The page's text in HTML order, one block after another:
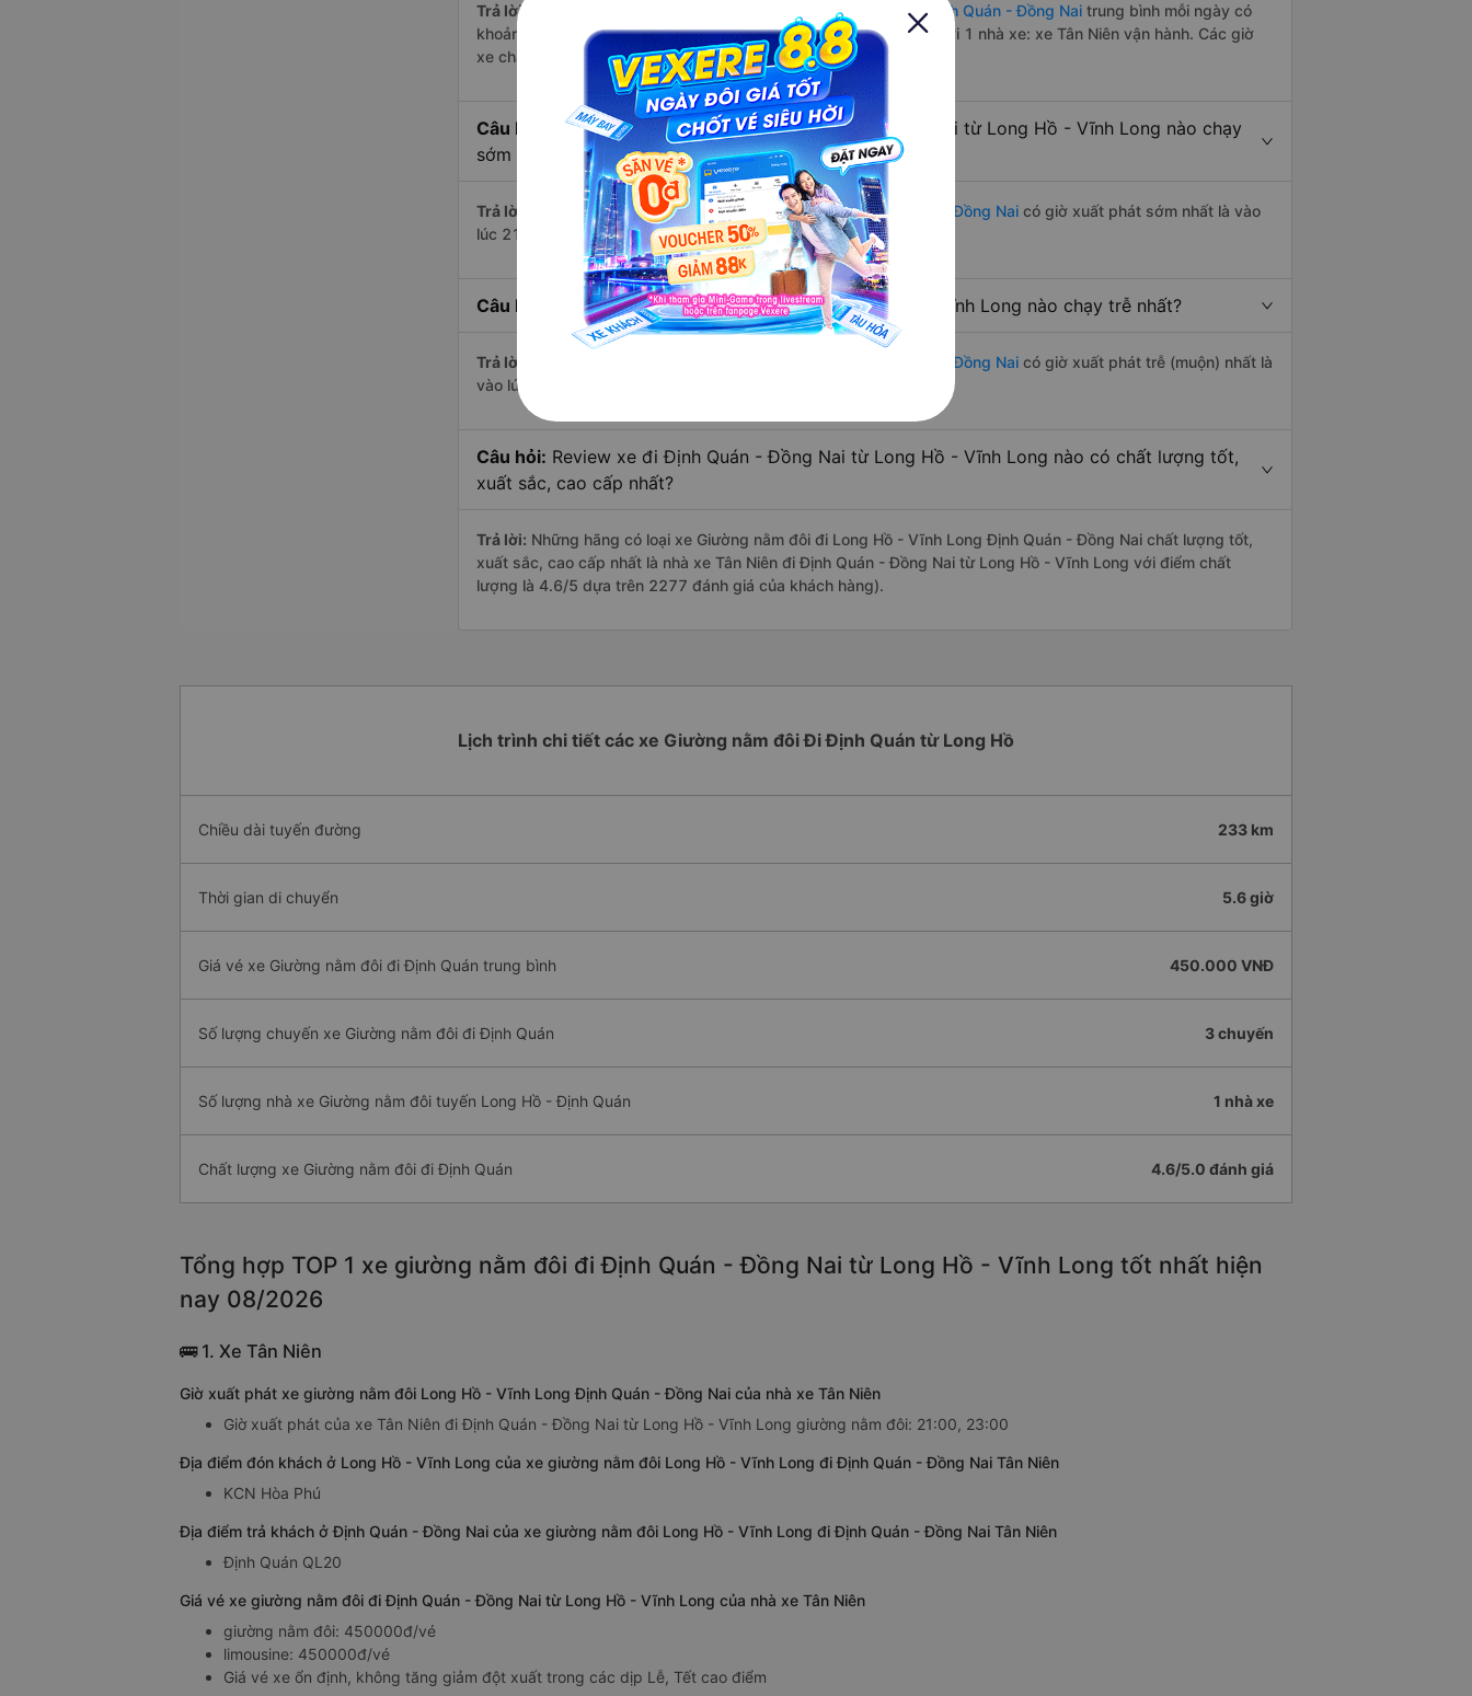
Trả lời: xe Giường nằm đôi Long Hồ - Vĩnh Long Định Quán - Đồng Nai trung bình mỗi ngày có
khoảng 3 chuyến trênVexere.combắt đầu từ 21:00 đến 23:00 bởi 1 nhà xe: xe Tân Niên vận hành. Các giờ
xe chạy có đầy đủ cả ban ngày, buổi trưa, buổi chiều, ban đêm
Câu hỏi:
Nhà xe Giường nằm đôi đi Định Quán - Đồng Nai từ Long Hồ - Vĩnh Long nào chạy
sớm nhất?
Trả lời: ChuyếnGiường nằm đôi Long Hồ - Vĩnh Long Định Quán - Đồng Nai có giờ xuất phát sớm nhất là vào
lúc 21:00 là của nhà xe Tân Niên.
Câu hỏi: Nhà xe đi Định Quán - Đồng Nai từ Long Hồ - Vĩnh Long nào chạy trễ nhất?
Trả lời: Giường nằm đôi Long Hồ - Vĩnh Long Định Quán - Đồng Nai có giờ xuất phát trễ (muộn) nhất là
vào lúc 23:00 là của nhà xe Tân Niên.
Câu hỏi: Review xe đi Định Quán - Đồng Nai từ Long Hồ - Vĩnh Long nào có chất lượng tốt,
xuất sắc, cao cấp nhất?
Trả lời: Những hãng có loại xe Giường nằm đôi đi Long Hồ - Vĩnh Long Định Quán - Đồng Nai chất lượng tốt,
xuất sắc, cao cấp nhất là nhà xe Tân Niên đi Định Quán - Đồng Nai từ Long Hồ - Vĩnh Long với điểm chất
lượng là 4.6/5 dựa trên 2277 đánh giá của khách hàng).
Lịch trình chi tiết các xe Giường nằm đôi Đi Định Quán từ Long Hồ
Chiều dài tuyến đường 233 km
Thời gian di chuyển 5.6 giờ
Giá vé xe Giường nằm đôi đi Định Quán trung bình 450.000 VNĐ
Số lượng chuyến xe Giường nằm đôi đi Định Quán 3 chuyến
Số lượng nhà xe Giường nằm đôi tuyến Long Hồ - Định Quán 1 nhà xe
Chất lượng xe Giường nằm đôi đi Định Quán 4.6/5.0 đánh giá
Tổng hợp TOP 1 xe giường nằm đôi đi Định Quán - Đồng Nai từ Long Hồ - Vĩnh Long tốt nhất hiện
nay 08/2026
🚌 1. Xe Tân Niên
Giờ xuất phát xe giường nằm đôi Long Hồ - Vĩnh Long Định Quán - Đồng Nai của nhà xe Tân Niên
Giờ xuất phát của xe Tân Niên đi Định Quán - Đồng Nai từ Long Hồ - Vĩnh Long giường nằm đôi: 21:00, 23:00
Địa điểm đón khách ở Long Hồ - Vĩnh Long của xe giường nằm đôi Long Hồ - Vĩnh Long đi Định Quán - Đồng Nai Tân Niên
KCN Hòa Phú
Địa điểm trả khách ở Định Quán - Đồng Nai của xe giường nằm đôi Long Hồ - Vĩnh Long đi Định Quán - Đồng Nai Tân Niên
Định Quán QL20
Giá vé xe giường nằm đôi đi Định Quán - Đồng Nai từ Long Hồ - Vĩnh Long của nhà xe Tân Niên
giường nằm đôi: 450000đ/vé
limousine: 450000đ/vé
Giá vé xe ổn định, không tăng giảm đột xuất trong các dịp Lễ, Tết cao điểm